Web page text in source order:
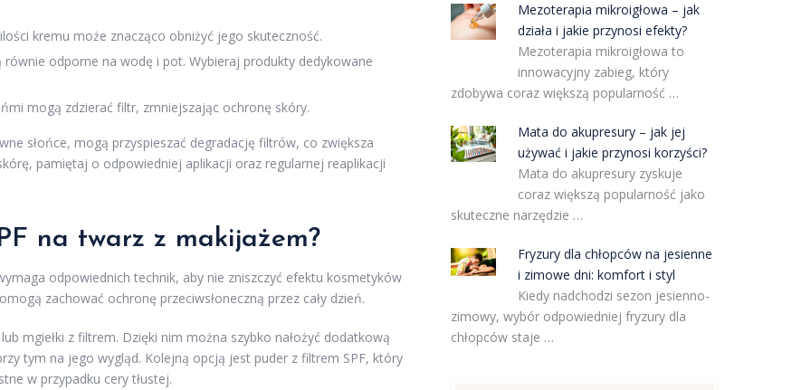
kremu może znacząco obniżyć jego skuteczność.
odporne na wodę i pot. Wybieraj produkty dedykowane
mogą zdzierać filtr, zmniejszając ochronę skóry.
słońce, mogą przyspieszać degradację filtrów, co zwiększa
pamiętaj o odpowiedniej aplikacji oraz regularnej reaplikacji
na twarz z makijażem?
odpowiednich technik, aby nie zniszczyć efektu kosmetyków
zachować ochronę przeciwsłoneczną przez cały dzień.
mgiełki z filtrem. Dzięki nim można szybko nałożyć dodatkową
tym na jego wygląd. Kolejną opcją jest puder z filtrem SPF, który
w przypadku cery tłustej.
Mezoterapia mikroigłowa – jak
działa i jakie przynosi efekty?
Mezoterapia mikroigłowa to
innowacyjny zabieg, który
zdobywa coraz większą popularność …
Mata do akupresury – jak jej
używać i jakie przynosi korzyści?
Mata do akupresury zyskuje
coraz większą popularność jako
skuteczne narzędzie …
Fryzury dla chłopców na jesienne
i zimowe dni: komfort i styl
Kiedy nadchodzi sezon jesienno-
zimowy, wybór odpowiedniej fryzury dla
chłopców staje …